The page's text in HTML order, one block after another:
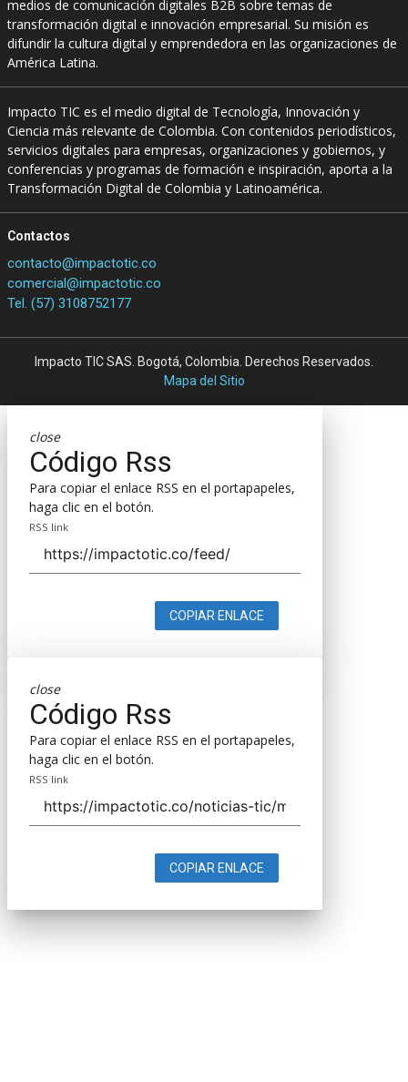
medios de comunicación digitales B2B sobre temas de
transformación digital e innovación empresarial. Su misión es
difundir la cultura digital y emprendedora en las organizaciones de
América Latina.
Impacto TIC es el medio digital de Tecnología, Innovación y
Ciencia más relevante de Colombia. Con contenidos periodísticos,
servicios digitales para empresas, organizaciones y gobiernos, y
conferencias y programas de formación e inspiración, aporta a la
Transformación Digital de Colombia y Latinoamérica.
Contactos
contacto@impactotic.co
comercial@impactotic.co
Tel. (57) 3108752177
Impacto TIC SAS. Bogotá, Colombia. Derechos Reservados.
Mapa del Sitio
close
Código Rss
Para copiar el enlace RSS en el portapapeles,
haga clic en el botón.
RSS link
COPIAR ENLACE
close
Código Rss
Para copiar el enlace RSS en el portapapeles,
haga clic en el botón.
RSS link
COPIAR ENLACE